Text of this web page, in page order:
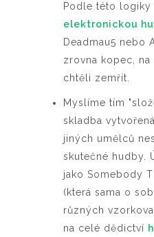
Podle této
elektronickou
Deadmau5 nebo
zrovna kopec,
chtěli zemřít.
Myslíme tím
skladba
jiných umělců
skutečné hudby.
jako Somebody
(která sama o
různých
na celé dědictví